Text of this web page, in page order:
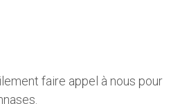
faire appel à nous pour